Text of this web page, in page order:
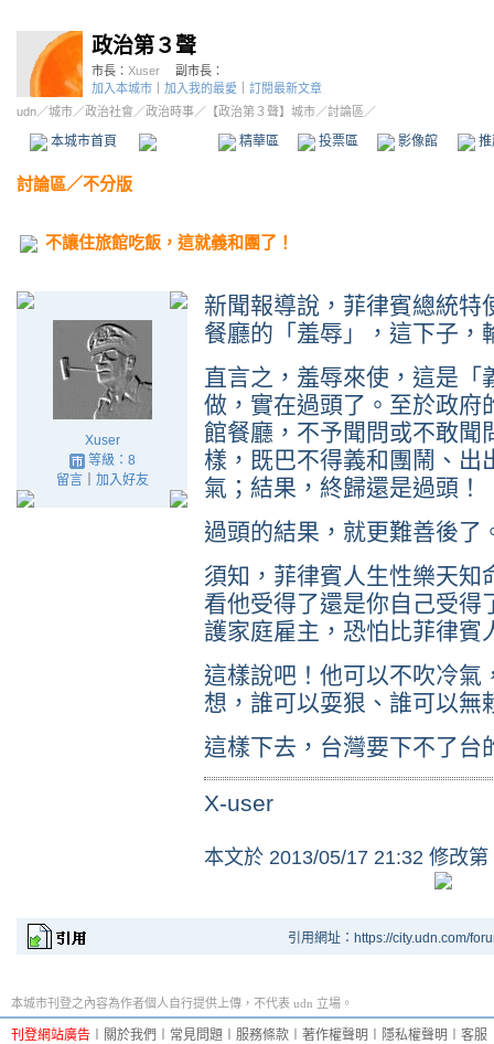
政治第３聲
市長： Xuser
副市長：
加入本城市
加入我的最愛
訂閱最新文章
udn／城市／政治社會 ／政治時事／ 【政治第３聲】城市／討論區／
本城市首頁 精華區 投票區 影像館
討論區／不分版
不讓住旅館吃飯，這就義和團了！
Xuser
等級：8
留言｜ 加入好友
新聞報導說，菲律賓總統特
餐廳的「羞辱」，這下子，
直言之，羞辱來使，這是「
做，實在過頭了。至於政府
館餐廳，不予聞問或不敢聞
樣，既巴不得義和團鬧、出
氣；結果，終歸還是過頭！
過頭的結果，就更難善後了
須知，菲律賓人生性樂天知
看他受得了還是你自己受得
護家庭雇主，恐怕比菲律賓
這樣說吧！他可以不吹冷氣
想，誰可以耍狠、誰可以無
這樣下去，台灣要下不了台
X-user
本文於 2013/05/17 21:32 修改第
引用網址：https://city.udn.com/
本城市刊登之內容為作者個人自行提供上傳，不代表 udn 立場。
刊登網站廣告 關於我們 常見問題 服務條款 著作權聲明 隱私權聲明 客服